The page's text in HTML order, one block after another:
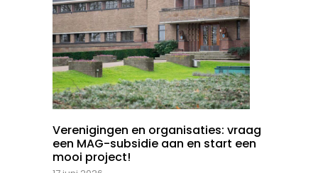
Verenigingen en organisaties: vraag
een MAG-subsidie aan en start een
mooi project!